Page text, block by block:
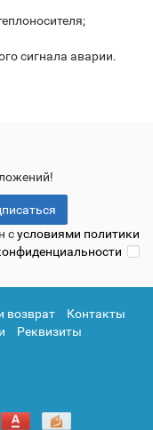
сигнала аварии.
сусловиями политики
возврат
Контакты
Реквизиты